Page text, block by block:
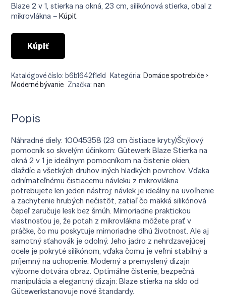
bola:
€21.90.
je:
Blaze 2 v 1, stierka na okná, 23 cm, silikónová stierka, obal z
mikrovlákna –Kúpiť
Kúpiť
Katalógové číslo:b6b1642f1e1d Kategória:Domáce spotrebiče >
Moderné bývanie Značka:nan
Popis
Náhradné diely: 10045358 (23 cm čistiace kryty)Štýlový
pomocník so skvelým účinkom: Gütewerk Blaze Stierka na
okná 2 v 1 je ideálnym pomocníkom na čistenie okien,
dlaždíc a všetkých druhov iných hladkých povrchov. Vďaka
odnímateľnému čistiacemu návleku z mikrovlákna
potrebujete len jeden nástroj: návlek je ideálny na uvoľnenie
a zachytenie hrubých nečistôt, zatiaľ čo mäkká silikónová
čepeľ zaručuje lesk bez šmúh. Mimoriadne praktickou
vlastnosťou je, že poťah z mikrovlákna môžete prať v
práčke, čo mu poskytuje mimoriadne dlhú životnosť. Ale aj
samotný sťahovák je odolný. Jeho jadro z nehrdzavejúcej
ocele je pokryté silikónom, vďaka čomu je veľmi stabilný a
príjemný na uchopenie. Moderný a premyslený dizajn
výborne dotvára obraz. Optimálne čistenie, bezpečná
manipulácia a elegantný dizajn: Blaze stierka na sklo od
Gütewerkstanovuje nové štandardy.